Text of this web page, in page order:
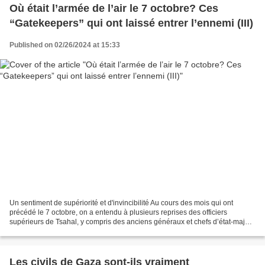
Où était l’armée de l’air le 7 octobre? Ces
“Gatekeepers” qui ont laissé entrer l’ennemi (III)
Published on 02/26/2024 at 15:33
Un sentiment de supériorité et d'invincibilité Au cours des mois qui ont
précédé le 7 octobre, on a entendu à plusieurs reprises des officiers
supérieurs de Tsahal, y compris des anciens généraux et chefs d’état-major,
Les civils de Gaza sont-ils vraiment